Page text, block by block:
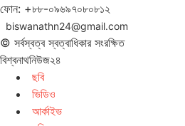
ফোন: +৮৮-০৯৬৯৭০৮০৮১২
biswanathn24@gmail.com
© সর্বস্বত্ব স্বত্বাধিকার সংরক্ষিত
বিশ্বনাথনিউজ২৪
ছবি
ভিডিও
আর্কাইভ